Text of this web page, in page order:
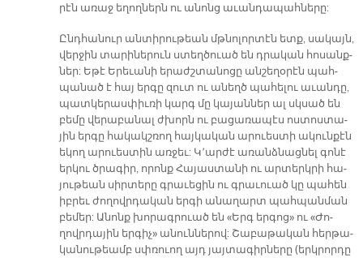
րէն ա­ռաջ ե­ղող­ներն ու ա­նոնց ա­ւան­դա­պահ­նե­րը:
Ընդ­հա­նուր ան­տի­րու­թեան մթնո­լոր­տէն ետք, սա­կայն,
վեր­ջին տա­րի­նե­րուն ստեղ­ծուած են դրա­կան հո­սանք­
ներ: Ե­թէ Ե­րե­ւա­նի ե­րաժշ­տա­նո­ցը ան­շե­ղօ­րէն պահ­
պա­նած է հայ եր­գը զուտ ու ա­նեղծ պա­հե­լու ա­ւան­դը,
պատ­կե­րաս­փիւ­ռի կարգ մը կա­յան­ներ ալ սկսած են
բե­մը վե­րա­բա­նալ ժխորն ու բա­ցա­ռա­պէս ոս­տոս­տա­
յին եր­գը հա­կակշ­ռող հայ­կա­կան ա­րուես­տի ա­կուն­քէն
ե­կող ա­րուես­տին առ­ջեւ: Կ՚ար­ժէ ա­ռանձ­նաց­նել գո­նէ
եր­կու ծրա­գիր, ո­րոնք Հա­յաս­տա­նի ու ար­տերկ­րի հա­
յու­թեան սիր­տե­րը գրա­ւե­ցին ու գրա­ւուած կը պա­հեն
իբ­րեւ ժո­ղովր­դա­կան եր­գի ա­նա­ղարտ պահ­պան­ման
բե­մեր: Ա­նոնք խո­րագ­րուած են «Երգ եր­գոց» ու «Ժո­
ղովր­դա­յին եր­գիչ» ա­նուն­նե­րով: Շա­բա­թա­կան հեր­թա­
կա­նու­թեամբ սփռուող այդ յայ­տա­գիր­նե­րը (երկ­րոր­դը